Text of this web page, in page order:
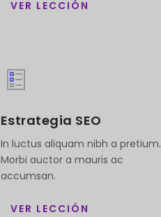
VER LECCIÓN
Estrategia SEO
In luctus aliquam nibh a pretium.
Morbi auctor a mauris ac
accumsan.
VER LECCIÓN